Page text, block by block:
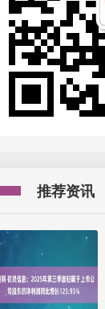
推荐资讯